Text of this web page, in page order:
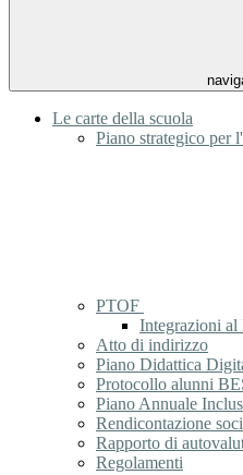
Le carte della scuola
Piano strategico per
PTOF
Integrazioni
Atto di indirizzo
Piano Didattica
Protocollo alunni
Piano Annuale
Rendicontazione
Rapporto di
Regolamenti